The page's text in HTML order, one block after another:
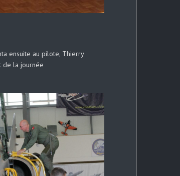
ensuite au pilote, Thierry
de la journée